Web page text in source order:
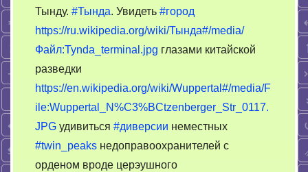
глазами
китайской
разведки
Тынду. #Тында. Увидеть #город
https://ru.wikipedia.org/wiki/Тында#/media/
Файл:Tynda_terminal.jpg глазами китайской
разведки
https://en.wikipedia.org/wiki/Wuppertal#/media/F
ile:Wuppertal_N%C3%BCtzenberger_Str_0117.
JPG удивиться #диверсии неместных
#twin_peaks недоправоохранителей с
орденом вроде церэушного